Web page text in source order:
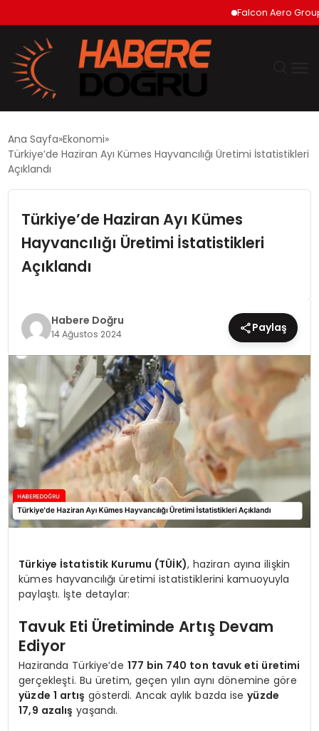
Falcon Aero Group,
EKONOMİ
DÜNYA
TEKNOLOJİ
SPOR
EĞİTİM
MAGAZİN
SAĞLIK
YAŞAM
Ana Sayfa Ekonomi
Türkiye’de Haziran Ayı Kümes Hayvancılığı Üretimi İstatistikleri
Açıklandı
Türkiye’de Haziran Ayı Kümes
Hayvancılığı Üretimi İstatistikleri
Açıklandı
Habere Doğru
14 Ağustos 2024 Paylaş
Türkiye İstatistik Kurumu (TÜİK), haziran ayına ilişkin
kümes hayvancılığı üretimi istatistiklerini kamuoyuyla
paylaştı. İşte detaylar:
Tavuk Eti Üretiminde Artış Devam
Ediyor
Haziranda Türkiye’de 177 bin 740 ton tavuk eti üretimi
gerçekleşti. Bu üretim, geçen yılın aynı dönemine göre
yüzde 1 artış gösterdi. Ancak aylık bazda iseyüzde
17,9 azalış yaşandı.